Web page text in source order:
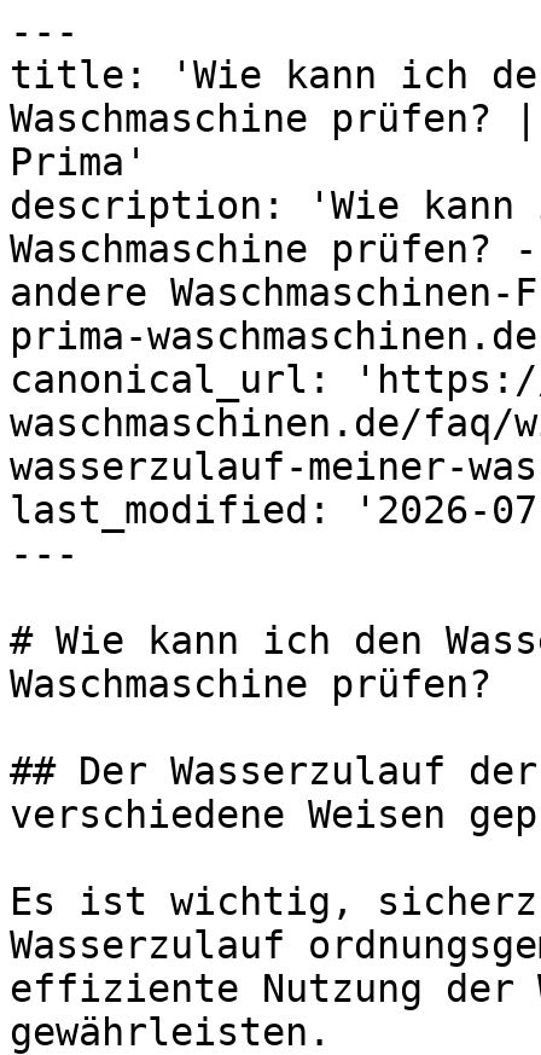
---
title: 'Wie kann ich
Waschmaschine prüfen?
Prima'
description: 'Wie kann
Waschmaschine
andere
prima-
canonical_url: 'https://
waschmaschinen.de/
wasserzulauf-meiner-
last_modified: '2026-
---
# Wie kann ich den
Waschmaschine prüfen?
## Der Wasserzulauf
verschiedene Weisen
Es ist wichtig,
Wasserzulauf
effiziente Nutzung der
gewährleisten.